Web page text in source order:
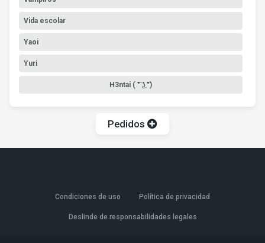
Vida escolar
Yaoi
Yuri
H3ntai ( ͡° ͜ʖ ͡°)
Pedidos
Condiciones de uso Política de privacidad
Deslinde de responsabilidades legales